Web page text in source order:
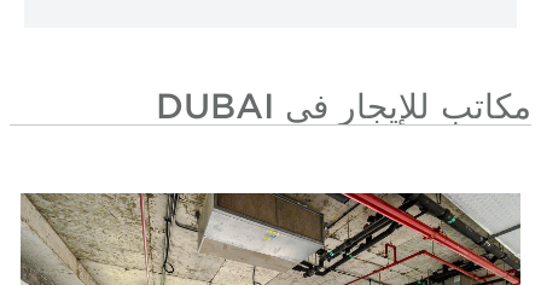
مكاتب للإيجار في DUBAI